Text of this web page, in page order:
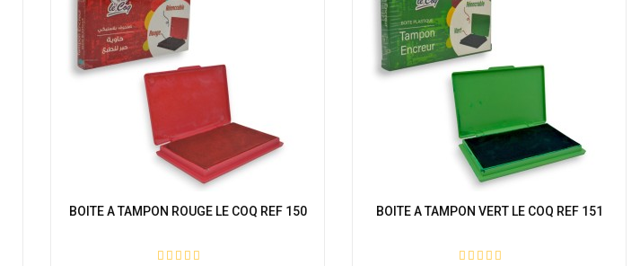
BOITE A TAMPON ROUGE LE COQ REF 150 BOITE A TAMPON VERT LE COQ REF 151